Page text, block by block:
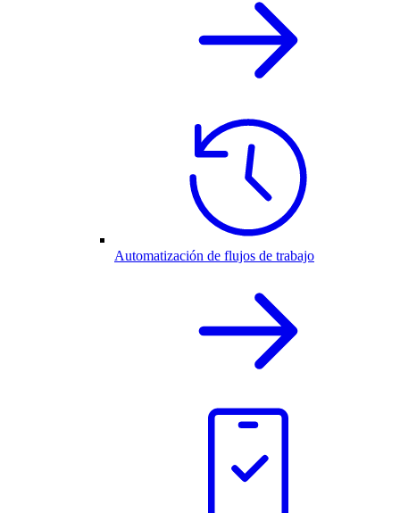
Automatización de flujos de trabajo